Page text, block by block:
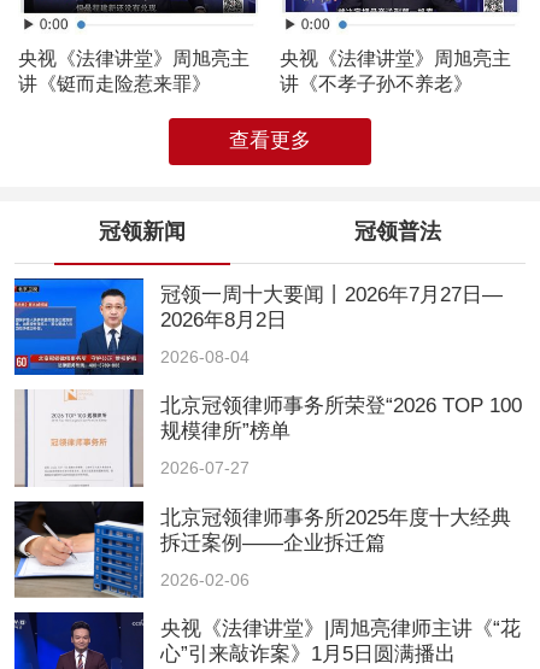
央视《法律讲堂》周旭亮主
讲《铤而走险惹来罪》
央视《法律讲堂》周旭亮主
讲《不孝子孙不养老》
查看更多
冠领新闻 冠领普法
冠领一周十大要闻丨2026年7月27日—
2026年8月2日
2026-08-04
北京冠领律师事务所荣登“2026 TOP 100
规模律所”榜单
2026-07-27
北京冠领律师事务所2025年度十大经典
拆迁案例——企业拆迁篇
2026-02-06
央视《法律讲堂》|周旭亮律师主讲《“花
心”引来敲诈案》1月5日圆满播出